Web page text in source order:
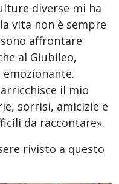
diverse mi ha
vita non è sempre
affrontare
al Giubileo,
il mio
sorrisi, amicizie e
da raccontare».
rivisto a questo